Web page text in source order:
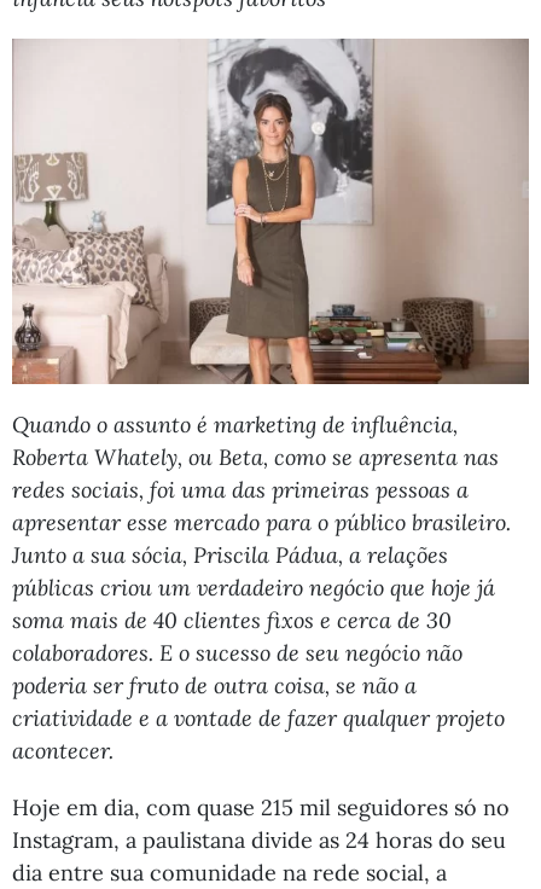
Quando o assunto é marketing de influência,
Roberta Whately, ou Beta, como se apresenta nas
redes sociais, foi uma das primeiras pessoas a
apresentar esse mercado para o público brasileiro.
Junto a sua sócia, Priscila Pádua, a relações
públicas criou um verdadeiro negócio que hoje já
soma mais de 40 clientes fixos e cerca de 30
colaboradores. E o sucesso de seu negócio não
poderia ser fruto de outra coisa, se não a
criatividade e a vontade de fazer qualquer projeto
acontecer.
Hoje em dia, com quase 215 mil seguidores só no
Instagram, a paulistana divide as 24 horas do seu
dia entre sua comunidade na rede social, a